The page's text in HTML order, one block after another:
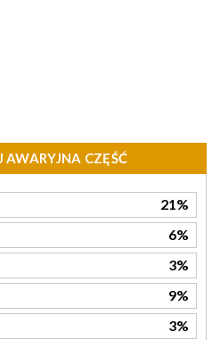
AWARYJNA CZĘŚĆ
21%
6%
3%
9%
3%